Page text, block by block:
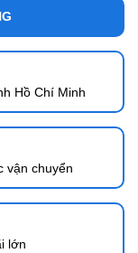
Hồ Chí Minh
vận chuyển
lớn